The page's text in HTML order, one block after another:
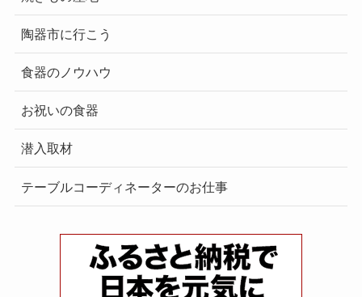
陶器市に行こう
食器のノウハウ
お祝いの食器
潜入取材
テーブルコーディネーターのお仕事